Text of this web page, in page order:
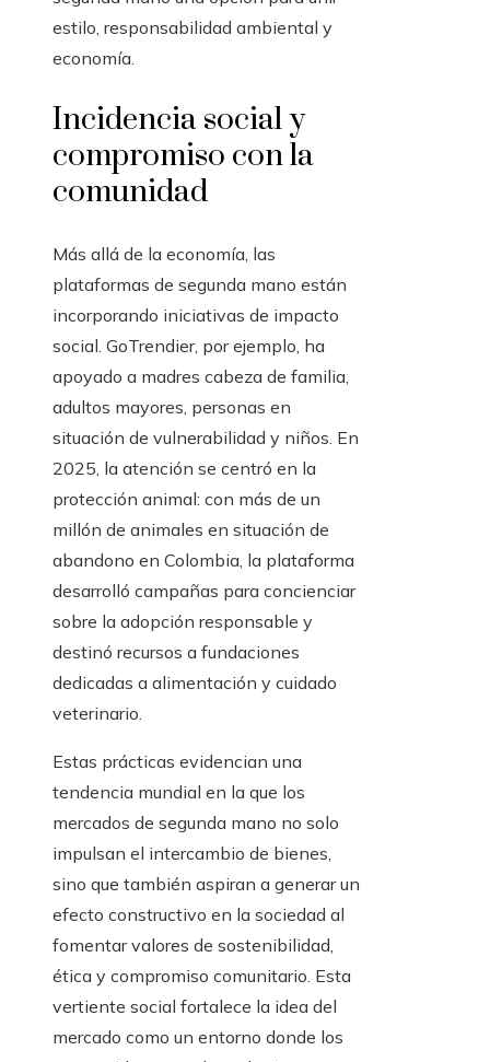
estilo, responsabilidad ambiental y
economía.
Incidencia social y
compromiso con la
comunidad
Más allá de la economía, las
plataformas de segunda mano están
incorporando iniciativas de impacto
social. GoTrendier, por ejemplo, ha
apoyado a madres cabeza de familia,
adultos mayores, personas en
situación de vulnerabilidad y niños. En
2025, la atención se centró en la
protección animal: con más de un
millón de animales en situación de
abandono en Colombia, la plataforma
desarrolló campañas para concienciar
sobre la adopción responsable y
destinó recursos a fundaciones
dedicadas a alimentación y cuidado
veterinario.
Estas prácticas evidencian una
tendencia mundial en la que los
mercados de segunda mano no solo
impulsan el intercambio de bienes,
sino que también aspiran a generar un
efecto constructivo en la sociedad al
fomentar valores de sostenibilidad,
ética y compromiso comunitario. Esta
vertiente social fortalece la idea del
mercado como un entorno donde los